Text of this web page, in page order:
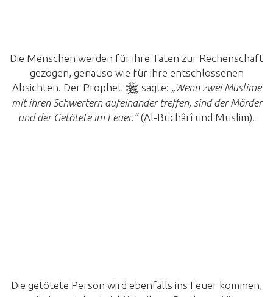
Die Menschen werden für ihre Taten zur Rechenschaft
gezogen, genauso wie für ihre entschlossenen
Absichten. Der Prophet
sagte:
„Wenn zwei Muslime
mit ihren Schwertern aufeinander treffen, sind der Mörder
und der Getötete im Feuer.“(Al-Buchârî und Muslim).
Die getötete Person wird ebenfalls ins Feuer kommen,